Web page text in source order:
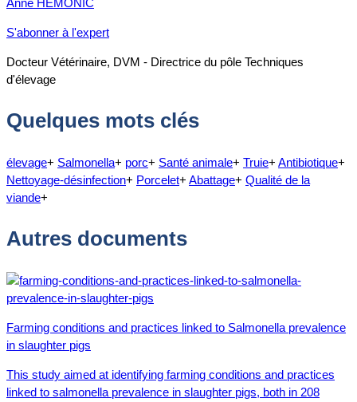
S'abonner à l'expert
Docteur Vétérinaire, DVM - Directrice du pôle Techniques
d'élevage
Quelques mots clés
élevage+ Salmonella+ porc+ Santé animale+ Truie+ Antibiotique+
Nettoyage-désinfection+ Porcelet+ Abattage+ Qualité de la
viande+
Autres documents
Farming conditions and practices linked to Salmonella prevalence
in slaughter pigs
This study aimed at identifying farming conditions and practices
linked to salmonella prevalence in slaughter pigs, both in 208